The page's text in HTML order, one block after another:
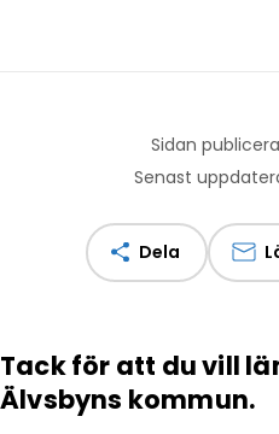
Sidan
Senast
Dela
Tack för att du vill
Älvsbyns kommun.